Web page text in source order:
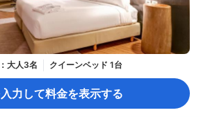
大人3名 クイーンベッド 1台
力して料金を表示する